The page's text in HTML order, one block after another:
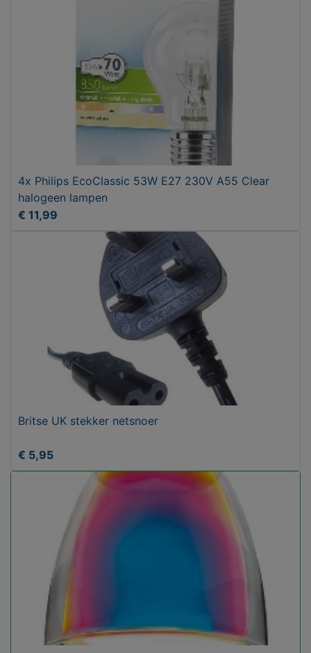
4x Philips EcoClassic 53W E27 230V A55 Clear
halogeen lampen
€ 11,99
Britse UK stekker netsnoer
€ 5,95